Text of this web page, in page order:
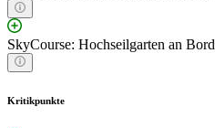
SkyCourse: Hochseilgarten an Bord
Kritikpunkte